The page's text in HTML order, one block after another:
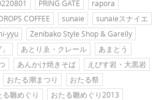
PRING GATE
rapora
COFFEE sunaie
sunaieスナイエ
yyu
Zenibako Style Shop & Garelly
あとりゑ・クレール
あまとう
あんかけ焼きそば
えびす岩・大黒岩
おたる潮まつり
おたる祭
る雛めぐり
おたる雛めぐり2013